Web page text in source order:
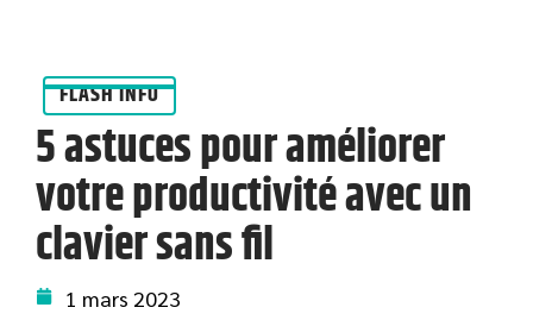
FLASH INFO
5 astuces pour améliorer
votre productivité avec un
clavier sans fil
1 mars 2023